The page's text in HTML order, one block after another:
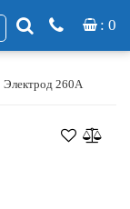
: 0
Электрод 260А